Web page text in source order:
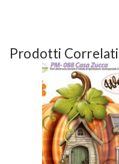
Prodotti Correlati